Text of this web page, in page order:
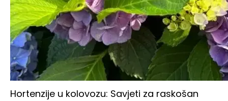
Hortenzije u kolovozu: Savjeti za raskošan